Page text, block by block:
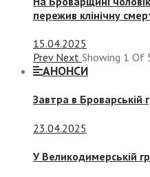
пережив клінічну
15.04.2025
Prev Next Showing 1 Of
АНОНСИ
Завтра в Броварській
23.04.2025
У Великодимерській